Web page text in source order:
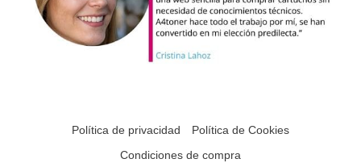
Política de privacidad
Política de Cookies
Condiciones de compra